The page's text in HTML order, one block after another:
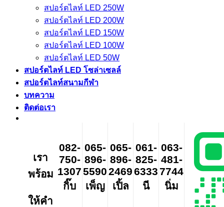
สปอร์ตไลท์ LED 250W
สปอร์ตไลท์ LED 200W
สปอร์ตไลท์ LED 150W
สปอร์ตไลท์ LED 100W
สปอร์ตไลท์ LED 50W
สปอร์ตไลท์ LED โซล่าเซลล์
สปอร์ตไลท์สนามกีฬา
บทความ
ติดต่อเรา
เรา
พร้อม
ให้คำ
082-
750-
1307
กิ๊บ
065-
896-
5590
เพ็ญ
065-
896-
2469
เปิ้ล
061-
825-
6333
นี
063-
481-
7744
นิ่ม